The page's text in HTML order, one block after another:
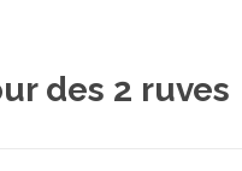
des 2 ruves